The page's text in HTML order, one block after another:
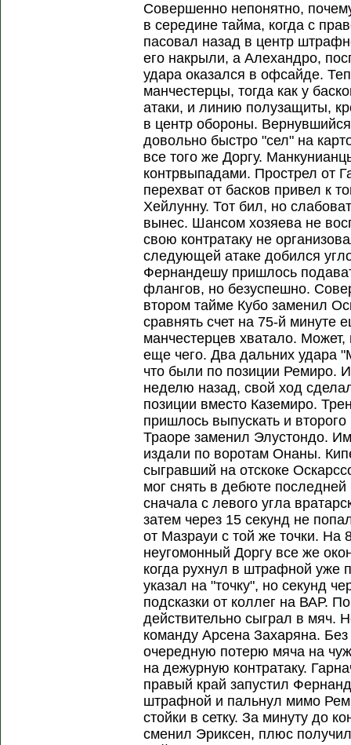
Совершенно непонятно,
в середине тайма, когда с
пасовал назад в центр
его накрыли, а Алехандро,
удара оказался в офсайде.
манчестерцы, тогда как у
атаки, и линию полузащиты,
в центр обороны.
довольно быстро "сел" на
все того же Доргу.
контрвыпадами. Прострел от
перехват от басков привел к
Хейлунну. Тот бил, но
вынес. Шансом хозяева не
свою контратаку не
следующей атаке добился
Фернандешу пришлось
флангов, но безуспешно.
втором тайме Кубо заменил
сравнять счет на 75-й минуте
манчестерцев хватало.
еще чего. Два дальних удара
что были по позиции Ремиро.
неделю назад, свой ход
позиции вместо Каземиро.
пришлось выпускать и
Траоре заменил Элустондо.
издали по воротам Онаны.
сыгравший на отскоке
мог снять в дебюте
сначала с левого угла
затем через 15 секунд не
от Мазрауи с той же точки. На
неугомонный Доргу все же
когда рухнул в штрафной уже
указал на "точку", но секунд
подсказки от коллег на ВАР.
действительно сыграл в мяч.
команду Арсена Захаряна.
очередную потерю мяча на
на дежурную контратаку.
правый край запустил
штрафной и пальнул мимо
стойки в сетку. За минуту до
сменил Эриксен, плюс